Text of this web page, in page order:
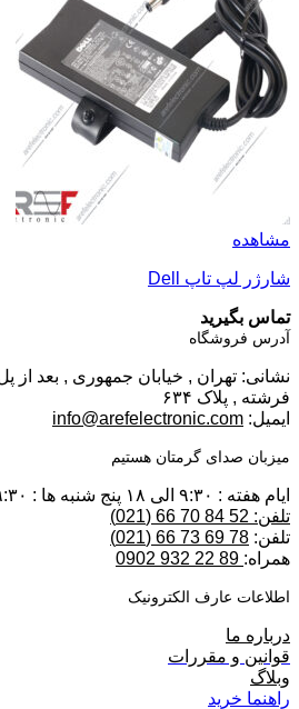
مشاهده
شارژر لپ تاپ Dell
تماس بگیرید
آدرس فروشگاه
نشانی: تهران , خیابان جمهوری , بعد از
فرشته , پلاک ۶۳۴
ایمیل: info@arefelectronic.com
میزبان صدای گرمتان هستیم
ایام هفته : ۹:۳۰ الی ۱۸ پنج شنبه ها : ۹:۳۰ الی ۱۳:۳۰
تلفن: 52 84 70 66 (021)
تلفن: 78 69 73 66 (021)
همراه:
اطلاعات عارف الکترونیک
درباره ما
قوانین و مقررات
وبلاگ
راهنما خرید